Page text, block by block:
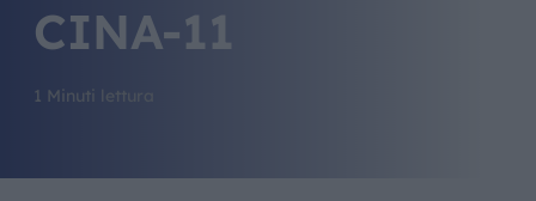
CINA-11
1 Minuti lettura